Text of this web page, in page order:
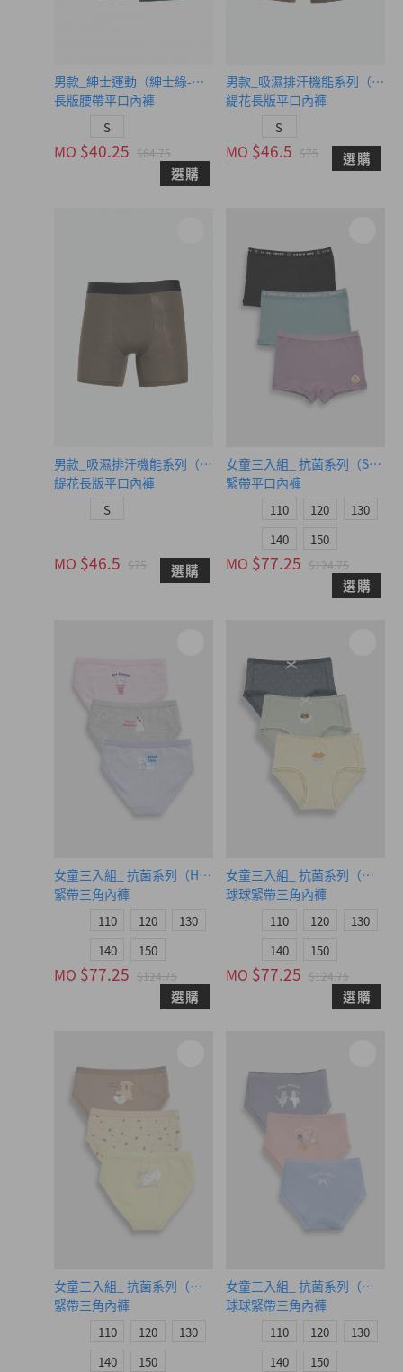
男款_紳士運動（紳士綠-黑綠緊帶）
長版腰帶平口內褲
S
MO $40.25 $64.75
選購
男款_吸濕排汗機能系列（柚木
緹花長版平口內褲
S
MO $46.5 $75 選購
男款_吸濕排汗機能系列（柚木咖）
緹花長版平口內褲
S
MO $46.5 $75 選購
女童三入組_ 抗菌系列（Smile
緊帶平口內褲
110 120
130
140
150
MO $77.25 $124.75
選購
女童三入組_ 抗菌系列（Happy Summer）
緊帶三角內褲
110 120
130
140
150
MO $77.25 $124.75
選購
女童三入組_ 抗菌系列（鬆餅
球球緊帶三角內褲
110 120
130
140
150
MO $77.25 $124.75
選購
女童三入組_ 抗菌系列（早晨時光）
緊帶三角內褲
110 120
130
140
150
女童三入組_ 抗菌系列（幸福
球球緊帶三角內褲
110 120
130
140
150